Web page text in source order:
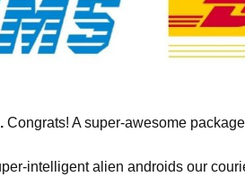
. Congrats! A super-awesome
intelligent alien androids our